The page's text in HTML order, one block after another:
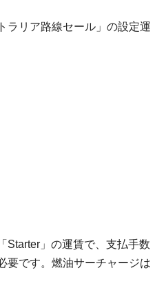
ラリア路線セール」の設定運
Starter」の運賃で、支払手数
要です。燃油サーチャージは